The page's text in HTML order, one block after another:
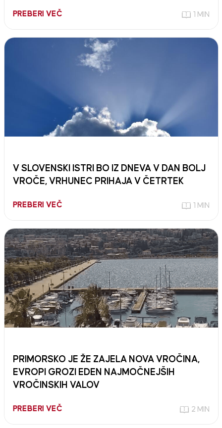
PREBERI VEČ 1 MIN
V SLOVENSKI ISTRI BO IZ DNEVA V DAN BOLJ
VROČE, VRHUNEC PRIHAJA V ČETRTEK
PREBERI VEČ 1 MIN
PRIMORSKO JE ŽE ZAJELA NOVA VROČINA,
EVROPI GROZI EDEN NAJMOČNEJŠIH
VROČINSKIH VALOV
PREBERI VEČ 2 MIN